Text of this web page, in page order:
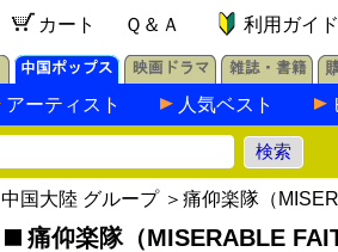
カート Ｑ＆Ａ 利用ガイド
アーティスト 人気ベスト
中国大陸 グループ＞ 痛仰楽隊（
痛仰楽隊（MISERABLE